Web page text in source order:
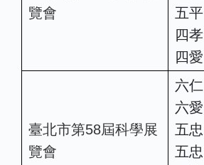
覽會
五平
四孝
四愛
臺北市第58屆科學展
覽會
六仁
六愛
五忠
五忠